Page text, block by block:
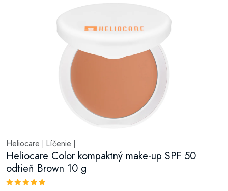
Heliocare Líčenie
Heliocare Color kompaktný make-up SPF 50
odtieň Brown 10 g